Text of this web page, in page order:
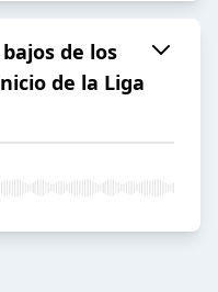
de los
de la Liga